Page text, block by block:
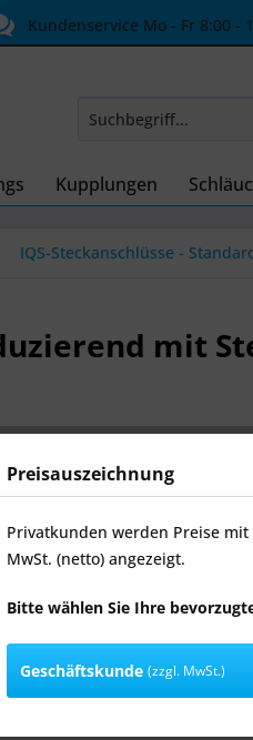
Kundenservice Mo - Fr 8:00 -
Kupplungen
IQS-Steckanschlüsse -
mit
Preisauszeichnung
Privatkunden werden Preise
MwSt. (netto) angezeigt.
Bitte wählen Sie Ihre
Geschäftskunde (zzgl. MwSt.)